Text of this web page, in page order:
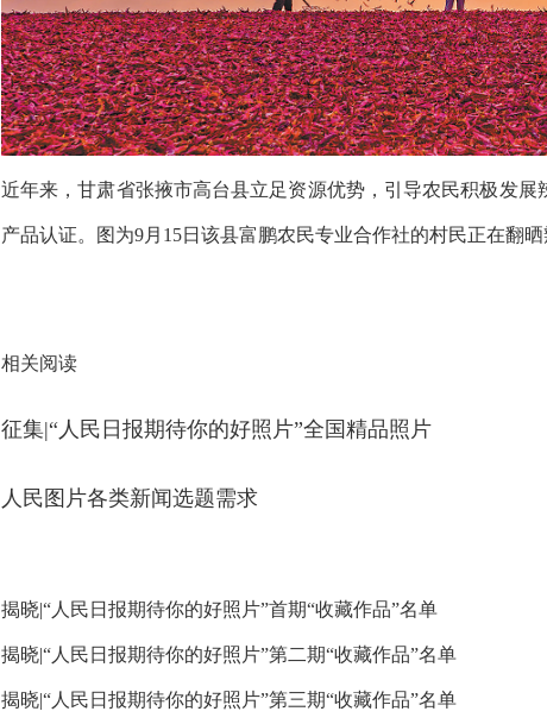
近年来，甘肃省张掖市高台县立足资源优势，引导农民积极发展
产品认证。图为9月15日该县富鹏农民专业合作社的村民正在翻
相关阅读
征集|“人民日报期待你的好照片”全国精品照片
人民图片各类新闻选题需求
揭晓|“人民日报期待你的好照片”首期“收藏作品”名单
揭晓|“人民日报期待你的好照片”第二期“收藏作品”名单
揭晓|“人民日报期待你的好照片”第三期“收藏作品”名单